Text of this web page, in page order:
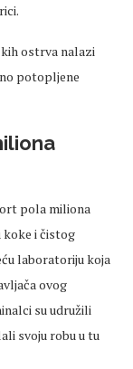
ostrva nalazi
potopljene
pola miliona
i čistog
laboratoriju koja
ovog
su udružili
svoju robu u tu